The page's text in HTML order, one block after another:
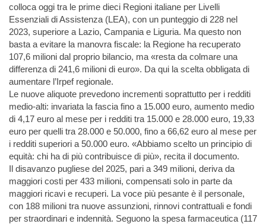
colloca oggi tra le prime dieci Regioni italiane per Livelli
Essenziali di Assistenza (LEA), con un punteggio di 228 nel
2023, superiore a Lazio, Campania e Liguria. Ma questo non
basta a evitare la manovra fiscale: la Regione ha recuperato
107,6 milioni dal proprio bilancio, ma «resta da colmare una
differenza di 241,6 milioni di euro». Da qui la scelta obbligata di
aumentare l’Irpef regionale.
Le nuove aliquote prevedono incrementi soprattutto per i redditi
medio-alti: invariata la fascia fino a 15.000 euro, aumento medio
di 4,17 euro al mese per i redditi tra 15.000 e 28.000 euro, 19,33
euro per quelli tra 28.000 e 50.000, fino a 66,62 euro al mese per
i redditi superiori a 50.000 euro. «Abbiamo scelto un principio di
equità: chi ha di più contribuisce di più», recita il documento.
Il disavanzo pugliese del 2025, pari a 349 milioni, deriva da
maggiori costi per 433 milioni, compensati solo in parte da
maggiori ricavi e recuperi. La voce più pesante è il personale,
con 188 milioni tra nuove assunzioni, rinnovi contrattuali e fondi
per straordinari e indennità. Seguono la spesa farmaceutica (117